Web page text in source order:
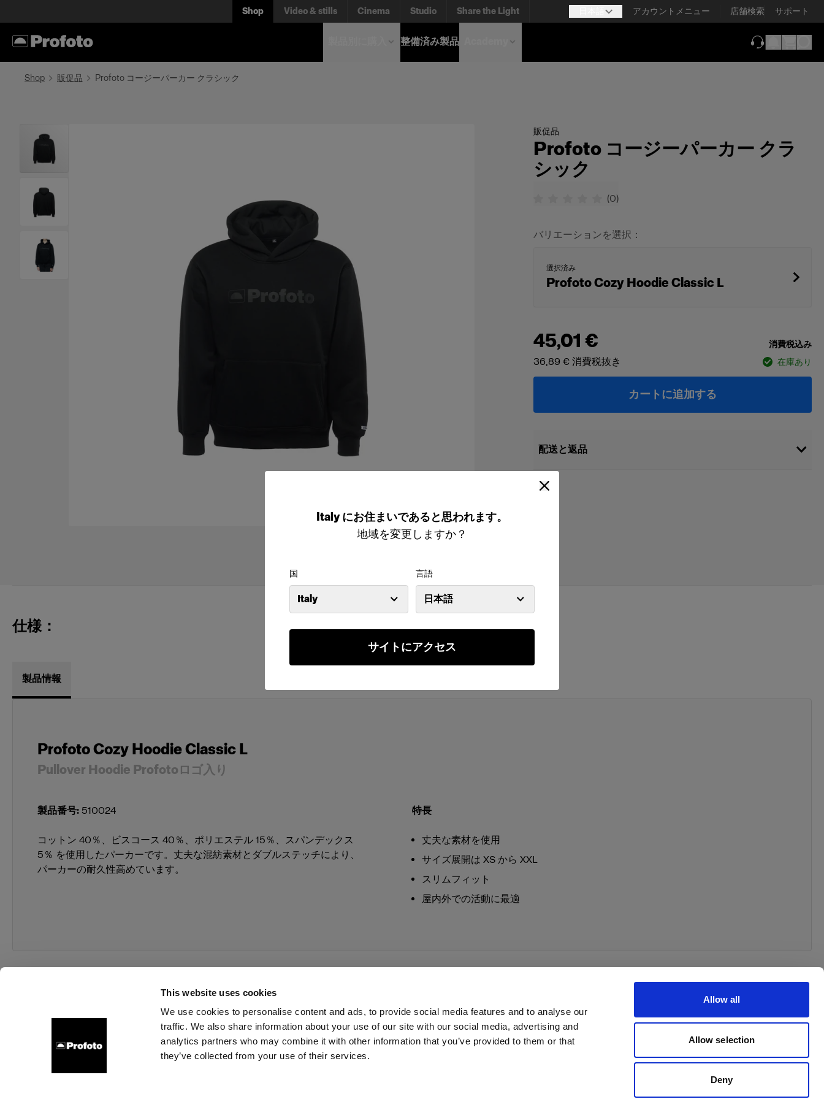
This website uses cookies
We use cookies to personalise content and ads, to provide social media features and to analyse our
traffic. We also share information about your use of our site with our social media, advertising and
analytics partners who may combine it with other information that you’ve provided to them or that
they’ve collected from your use of their services.
Allow all
Allow selection
Deny
Italy にお住まいであると思われます。
地域を変更しますか？
国
Italy
言語
日本語
サイトにアクセス
Shop Video & stills Cinema Studio Share the Light アカウントメニュー 店舗検索 サポート
整備済み製品
Shop 販促品 Profoto コージーパーカー クラシック
販促品
Profoto コージーパーカー クラ
シック
(0)
バリエーションを選択：
選択済み
Profoto Cozy Hoodie Classic L
45,01 € 消費税込み
36,89 € 消費税抜き 在庫あり
カートに追加する
配送と返品
仕様：
製品情報
Profoto Cozy Hoodie Classic L
Pullover Hoodie Profotoロゴ入り
製品番号: 510024
コットン 40％、ビスコース 40％、ポリエステル 15％、スパンデックス
5％ を使用したパーカーです。丈夫な混紡素材とダブルステッチにより、
パーカーの耐久性高めています。
特長
丈夫な素材を使用
サイズ展開は XS から XXL
スリムフィット
屋内外での活動に最適
会社概要 お問い合わせ サポート 採用情報 プレス 投資家の皆様へ Share the Light